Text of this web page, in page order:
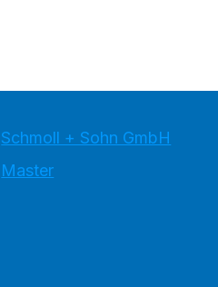
Schmoll + Sohn GmbH
Master